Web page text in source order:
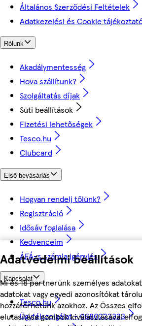
Adatvédelmi beállítások
Mi és 18 partnerünk személyes
adatokat vagy egyedi azonosítókat
hozzáférhetünk azokhoz. Az Összes
elutasítása gombok kiválasztásával
Általános Szerződési Feltételek
Adatkezelési és Cookie
Rólunk
Akadálymentesség
Hova szállítunk?
Szolgáltatás díjak
Süti beállítások
Fizetési lehetőségek
Tesco.hu
Clubcard
Első bevásárlás
Hogyan rendelj tőlünk?
Regisztráció
Idősáv foglalása
Kedvenceim
ÁFÁ-s számla igénylés
Kapcsolat
Tesco.hu
Ügyfélszolgálat - 0680222333